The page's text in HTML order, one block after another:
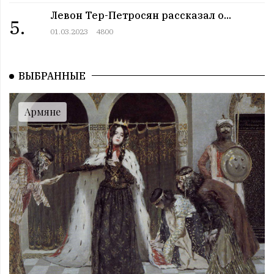
08:00 | 12.07 |
Пятница. 12 июль
Именниники. 11 июль
10:00 | 11.07 |
1002|АРМЯНЕ
Армянский день в истории. 11 июль
09:00 | 11.07 | 1059|ПРАЗДНИКИ
Все праздники. 11 июль
08:00 | 11.07 |
986| ГОРОСКОПЫ
Четверг. 11 июль
12:00 | 10.07 | 1023| СОБЫТИЯ
Этот день в истории. 10 июль
11:00 | 10.07 |
1010| ЗНАМЕНИТОСТИ
Именниники. 10 июль
10:00 | 10.07 | 988|АРМЯНЕ
5.
Левон Тер-Петросян рассказал о...
01.03.2023 4800
ВЫБРАННЫЕ
Армяне